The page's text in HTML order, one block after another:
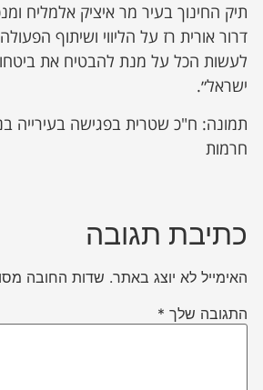
תיק החינוך בעיר מר איציק אלמליח
דרור אורית רז על הליווי ושיתוף
לעשות הכל על מנת להבטיח את
ישראל״.
תמונה: ח"כ שטרית בפגישה בעירייה
חרמות
כתיבת תגובה
האימייל לא יוצג באתר. שדות החובה
התגובה שלך *